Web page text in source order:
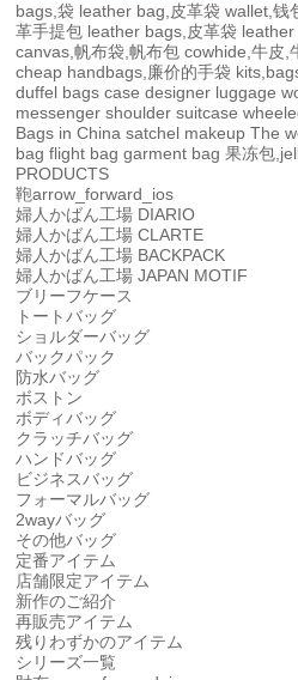
bags,袋 leather bag,皮革袋 wallet,钱
革手提包 leather bags,皮革袋
canvas,帆布袋,帆布包 cowhide,牛皮,
cheap handbags,廉价的手袋
duffel bags case designer luggage
messenger shoulder suitcase
Bags in China satchel makeup The
bag flight bag garment bag 果冻包
PRODUCTS
鞄arrow_forward_ios
婦人かばん工場 DIARIO
婦人かばん工場 CLARTE
婦人かばん工場 BACKPACK
婦人かばん工場 JAPAN MOTIF
ブリーフケース
トートバッグ
ショルダーバッグ
バックパック
防水バッグ
ボストン
ボディバッグ
クラッチバッグ
ハンドバッグ
ビジネスバッグ
フォーマルバッグ
2wayバッグ
その他バッグ
定番アイテム
店舗限定アイテム
新作のご紹介
再販売アイテム
残りわずかのアイテム
シリーズ一覧